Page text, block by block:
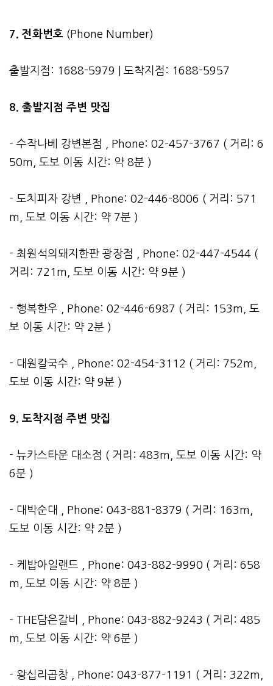
7. 전화번호 (Phone Number)
출발지점: 1688-5979 | 도착지점: 1688-5957
8. 출발지점 주변 맛집
- 수작나베 강변본점 , Phone: 02-457-3767 ( 거리: 6
50m, 도보 이동 시간: 약 8분 )
- 도치피자 강변 , Phone: 02-446-8006 ( 거리: 571
m, 도보 이동 시간: 약 7분 )
- 최원석의돼지한판 광장점 , Phone: 02-447-4544 (
거리: 721m, 도보 이동 시간: 약 9분 )
- 행복한우 , Phone: 02-446-6987 ( 거리: 153m, 도
보 이동 시간: 약 2분 )
- 대원칼국수 , Phone: 02-454-3112 ( 거리: 752m,
도보 이동 시간: 약 9분 )
9. 도착지점 주변 맛집
- 뉴카스타운 대소점 ( 거리: 483m, 도보 이동 시간: 약
6분 )
- 대박순대 , Phone: 043-881-8379 ( 거리: 163m,
도보 이동 시간: 약 2분 )
- 케밥아일랜드 , Phone: 043-882-9990 ( 거리: 658
m, 도보 이동 시간: 약 8분 )
- THE담은갈비 , Phone: 043-882-9243 ( 거리: 485
m, 도보 이동 시간: 약 6분 )
- 왕십리곱창 , Phone: 043-877-1191 ( 거리: 322m,